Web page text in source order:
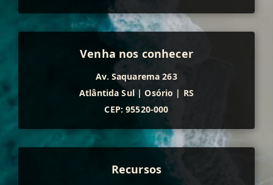
Venha nos conhecer
Av. Saquarema 263
Atlântida Sul | Osório | RS
CEP: 95520-000
Recursos